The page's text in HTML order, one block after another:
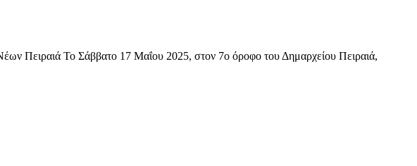
Πειραιά Το Σάββατο 17 Μαΐου 2025, στον 7ο όροφο του Δημαρχείου Πειραιά,